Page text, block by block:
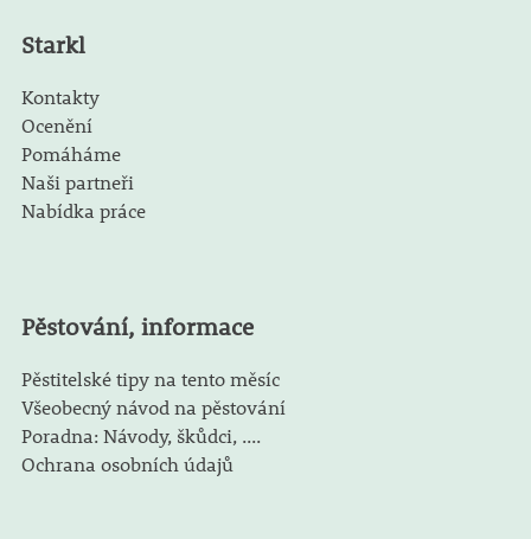
Starkl
Kontakty
Ocenění
Pomáháme
Naši partneři
Nabídka práce
Pěstování, informace
Pěstitelské tipy na tento měsíc
Všeobecný návod na pěstování
Poradna: Návody, škůdci, ....
Ochrana osobních údajů